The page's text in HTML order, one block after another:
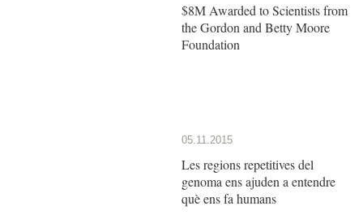
$8M Awarded to Scientists from
the Gordon and Betty Moore
Foundation
05.11.2015
Les regions repetitives del
genoma ens ajuden a entendre
què ens fa humans